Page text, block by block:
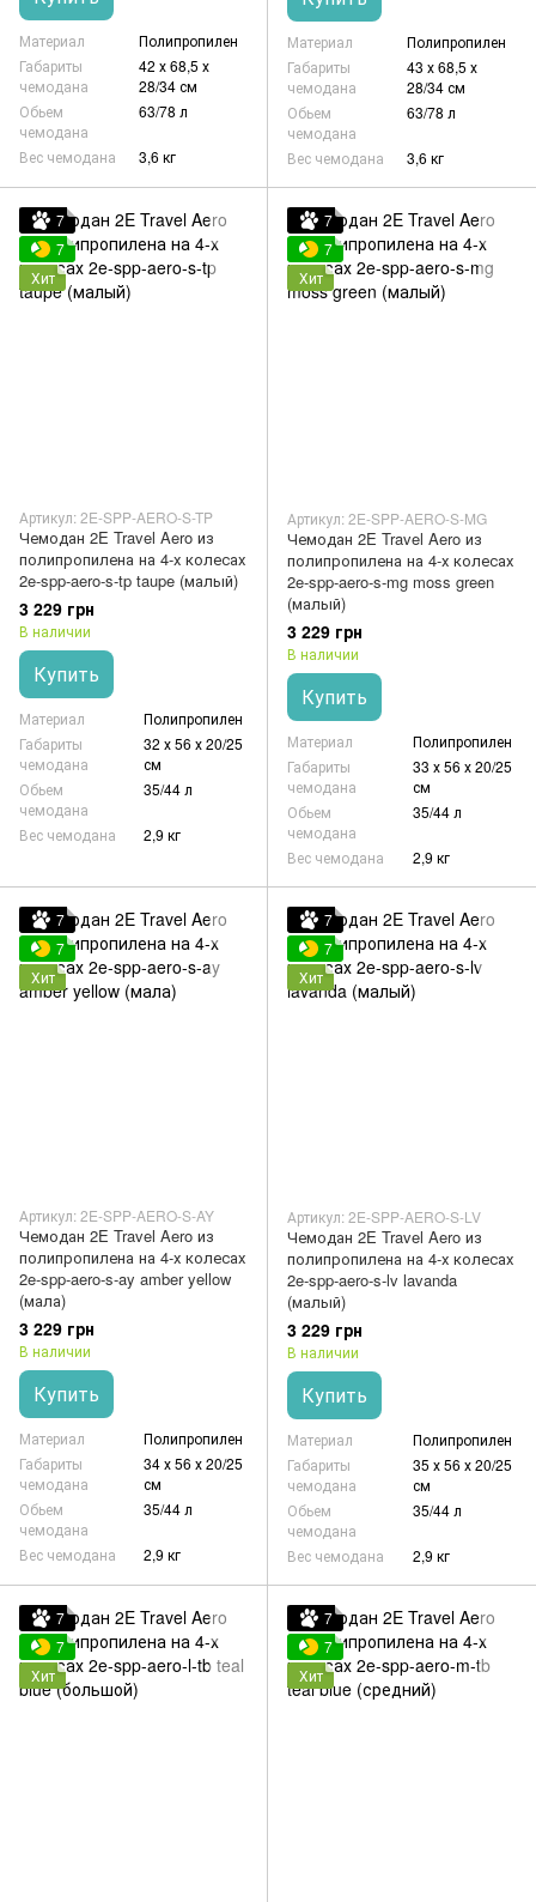
Материал
Полипропилен
Габариты
чемодана
42 х 68,5 х
28/34 см
Обьем
чемодана
63/78 л
Вес чемодана 3,6 кг
Материал
Полипропилен
Габариты
чемодана
43 х 68,5 х
28/34 см
Обьем
чемодана
63/78 л
Вес чемодана 3,6 кг
7
7
Хит
Артикул: 2E-SPP-AERO-S-TP
Чемодан 2E Travel Aero из
полипропилена на 4-х колесах
2e-spp-aero-s-tp taupe (малый)
3 229 грн
В наличии
Купить
Материал
Полипропилен
Габариты
чемодана
32 х 56 х 20/25
см
Обьем
чемодана
35/44 л
Вес чемодана 2,9 кг
7
7
Хит
Артикул: 2E-SPP-AERO-S-MG
Чемодан 2E Travel Aero из
полипропилена на 4-х колесах
2e-spp-aero-s-mg moss green
(малый)
3 229 грн
В наличии
Купить
Материал
Полипропилен
Габариты
чемодана
33 х 56 х 20/25
см
Обьем
чемодана
35/44 л
Вес чемодана 2,9 кг
7
7
Хит
Артикул: 2E-SPP-AERO-S-AY
Чемодан 2E Travel Aero из
полипропилена на 4-х колесах
2e-spp-aero-s-ay amber yellow
(мала)
3 229 грн
В наличии
Купить
Материал
Полипропилен
Габариты
чемодана
34 х 56 х 20/25
см
Обьем
чемодана
35/44 л
Вес чемодана 2,9 кг
7
7
Хит
Артикул: 2E-SPP-AERO-S-LV
Чемодан 2E Travel Aero из
полипропилена на 4-х колесах
2e-spp-aero-s-lv lavanda
(малый)
3 229 грн
В наличии
Купить
Материал
Полипропилен
Габариты
чемодана
35 х 56 х 20/25
см
Обьем
чемодана
35/44 л
Вес чемодана 2,9 кг
7
7
Хит
7
7
Хит